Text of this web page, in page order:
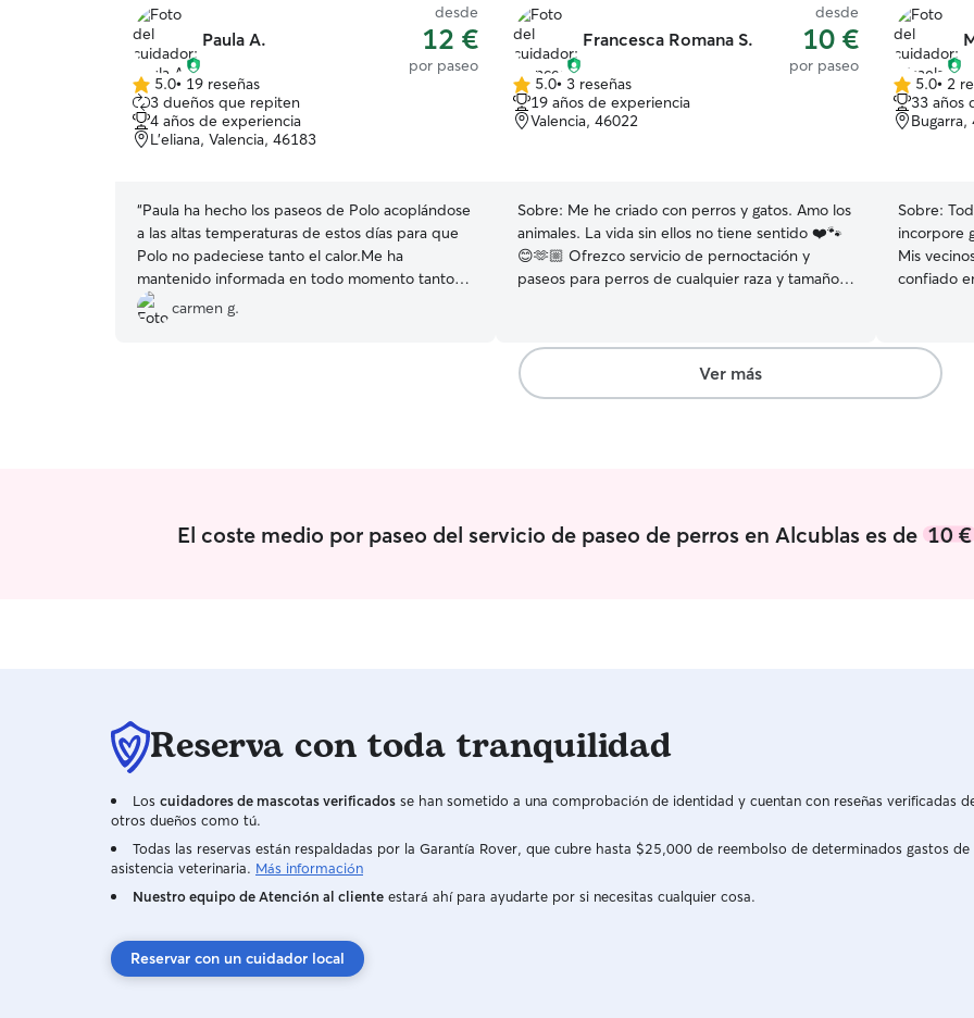
Paula A.
desde
12 €
por paseo
5.0
de
5
estrellas
5.0• 19 reseñas
3 dueños que repiten
4 años de experiencia
L’eliana, Valencia, 46183
“Paula ha hecho los paseos de Polo acoplándose
a las altas temperaturas de estos días para que
Polo no padeciese tanto el calor.Me ha
mantenido informada en todo momento tanto
escrito como con fotos. Con total seguridad
volveré a contar con ella ☺️
carmen g.
Francesca Romana S.
desde
10 €
por paseo
5.0
de
5
5.0• 3 reseñas
19 años de experiencia
Valencia, 46022
Sobre: Me he criado con perros y gatos. Amo los
animales. La vida sin ellos no tiene sentido ❤️🐾
😊🫶🏼 Ofrezco servicio de pernoctación y
paseos para perros de cualquier raza y tamaño.
perro/a como si fuera mío, podrá quedarse en
mi casa para los dias que necesites o
simplemente para sacarle a pasear. Tengo un
nunca se quedará solo. Puedo sacarle por la
mañana, mediodía y por la noche. Si hace falta
5.0
de
5
5.0• 2
33 años
Bugarra,
Sobre:
incorpore
Mis
confiado
Podría
domicilio,
una jardín amplio
Ver más
El coste medio por paseo del servicio de paseo de perros en Alcublas es de10 €
Reserva con toda tranquilidad
Los cuidadores de mascotas verificados se han sometido a una comprobación de identidad y cuentan con reseñas verificadas
otros dueños como tú.
Todas las reservas están respaldadas por la Garantía Rover, que cubre hasta $25,000 de reembolso de determinados gastos de
asistencia veterinaria. Más información
Nuestro equipo de Atención al cliente estará ahí para ayudarte por si necesitas cualquier cosa.
Reservar con un cuidador local